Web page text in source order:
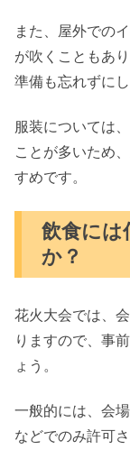
また、屋外での
が吹くこともあ
準備も忘れずにし
服装については
ことが多いため
すめです。
飲食には
か？
花火大会では、
りますので、事
ょう。
一般的には、会
などでのみ許可